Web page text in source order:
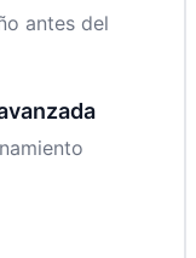
antes del